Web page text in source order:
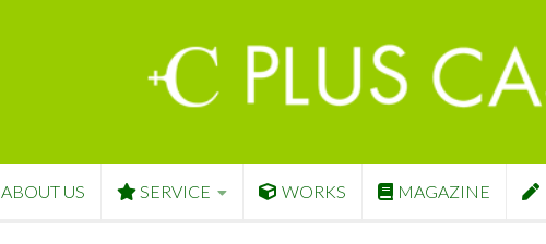
ABOUT US SERVICE WORKS MAGAZINE